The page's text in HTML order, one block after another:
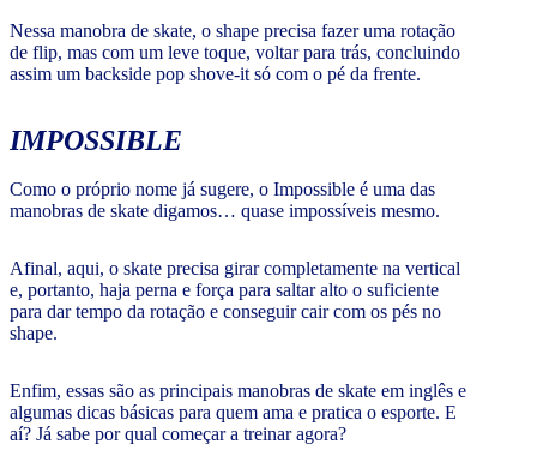
Nessa manobra de skate, o shape precisa fazer uma rotação
de flip, mas com um leve toque, voltar para trás, concluindo
assim um backside pop shove-it só com o pé da frente.
IMPOSSIBLE
Como o próprio nome já sugere, o Impossible é uma das
manobras de skate digamos… quase impossíveis mesmo.
Afinal, aqui, o skate precisa girar completamente na vertical
e, portanto, haja perna e força para saltar alto o suficiente
para dar tempo da rotação e conseguir cair com os pés no
shape.
Enfim, essas são as principais manobras de skate em inglês e
algumas dicas básicas para quem ama e pratica o esporte. E
aí? Já sabe por qual começar a treinar agora?